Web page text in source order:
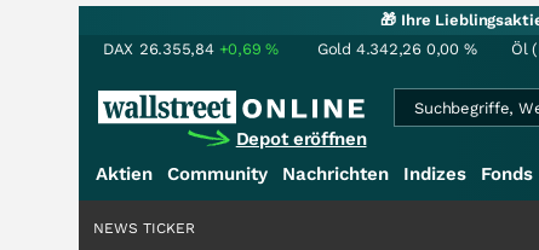
🎁 Ihre
DAX 26.355,84 +0,69% Gold 4.342,26 0,00 % Öl
Depot eröffnen
Aktien Community Nachrichten Indizes Fonds
NEWS TICKER